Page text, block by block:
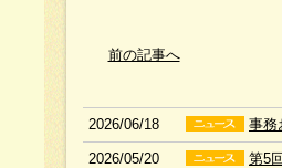
前の記事へ
2026/06/18 事務
2026/05/20 第5